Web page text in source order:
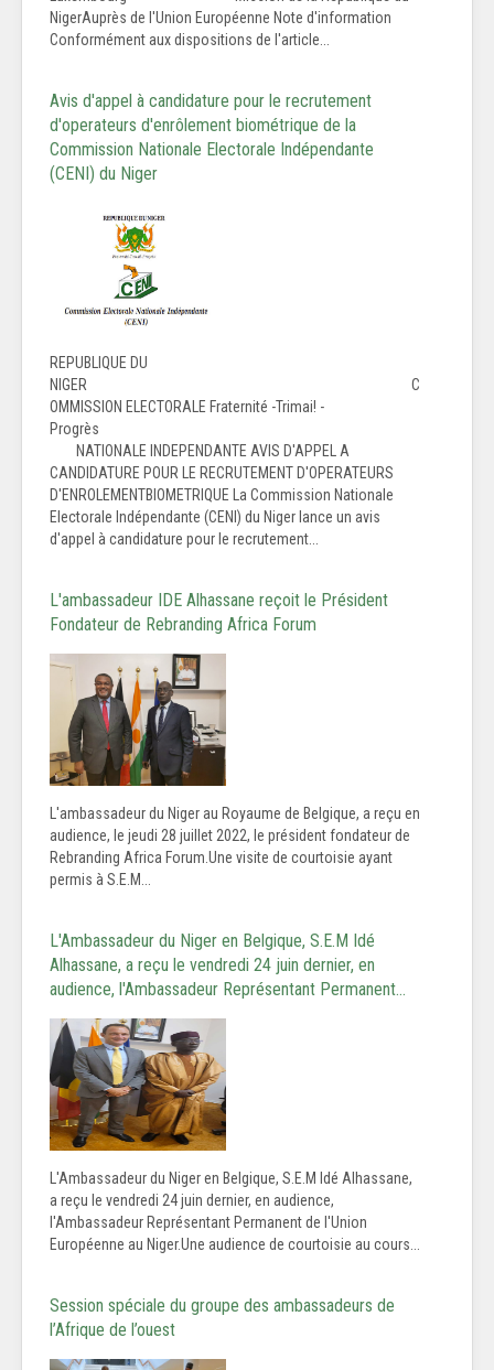
NigerAuprès de l'Union Européenne Note d'information
Conformément aux dispositions de l'article...
Avis d'appel à candidature pour le recrutement
d'operateurs d'enrôlement biométrique de la
Commission Nationale Electorale Indépendante
(CENI) du Niger
REPUBLIQUE DU
NIGER C
OMMISSION ELECTORALE Fraternité -Trimai! -
Progrès
NATIONALE INDEPENDANTE AVIS D'APPEL A
CANDIDATURE POUR LE RECRUTEMENT D'OPERATEURS
D'ENROLEMENTBIOMETRIQUE La Commission Nationale
Electorale Indépendante (CENI) du Niger lance un avis
d'appel à candidature pour le recrutement...
L'ambassadeur IDE Alhassane reçoit le Président
Fondateur de Rebranding Africa Forum
L'ambassadeur du Niger au Royaume de Belgique, a reçu en
audience, le jeudi 28 juillet 2022, le président fondateur de
Rebranding Africa Forum.Une visite de courtoisie ayant
permis à S.E.M...
L'Ambassadeur du Niger en Belgique, S.E.M Idé
Alhassane, a reçu le vendredi 24 juin dernier, en
audience, l'Ambassadeur Représentant Permanent…
L'Ambassadeur du Niger en Belgique, S.E.M Idé Alhassane,
a reçu le vendredi 24 juin dernier, en audience,
l'Ambassadeur Représentant Permanent de l'Union
Européenne au Niger.Une audience de courtoisie au cours...
Session spéciale du groupe des ambassadeurs de
l’Afrique de l’ouest